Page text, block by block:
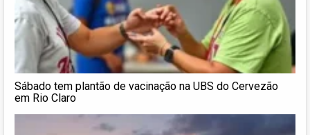
Sábado tem plantão de vacinação na UBS do Cervezão
em Rio Claro